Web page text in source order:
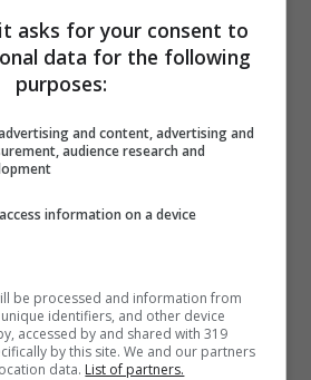
dirlo, il sottotesto, quello
gossipparo della
Anastasia ha ufficializzato
Griekspoor
natalizia possa essere
lui è tutt’altro che
conferma, certo.
asks for your consent to
data for the following
purposes:
and content, advertising and
audience research and
information on a device
be processed and information from
identifiers, and other device
accessed by and shared with 319
by this site. We and our partners
data. List of partners.